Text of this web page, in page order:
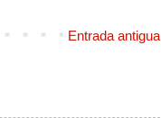
Entrada antigua